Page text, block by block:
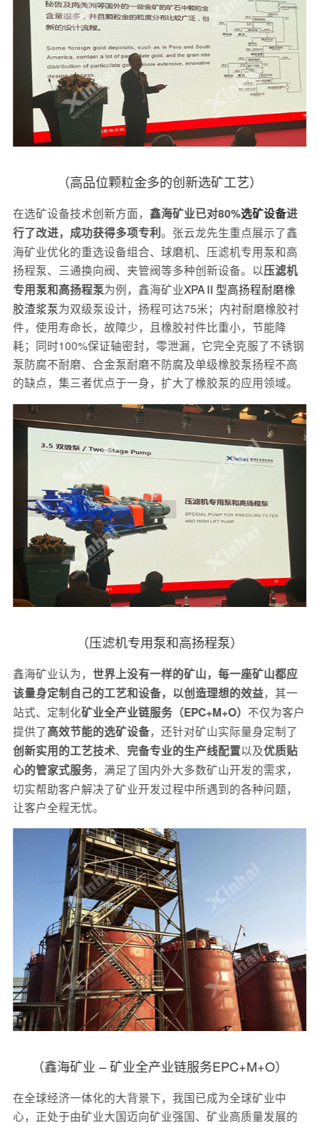
（高品位颗粒金多的创新选矿工艺）
在选矿设备技术创新方面， 鑫海矿业已对80%选矿设备进
行了改进，成功获得多项专利。张云龙先生重点展示了鑫
海矿业优化的重选设备组合、球磨机、压滤机专用泵和高
扬程泵、三通换向阀、夹管阀等多种创新设备。以压滤机
专用泵和高扬程泵为例，鑫海矿业XPAⅡ型高扬程耐磨橡
胶渣浆泵为双级泵设计，扬程可达75米；内衬耐磨橡胶衬
件，使用寿命长，故障少，且橡胶衬件比重小，节能降
耗；同时100%保证轴密封，零泄漏，它完全克服了不锈钢
泵防腐不耐磨、合金泵耐磨不防腐及单级橡胶泵扬程不高
的缺点，集三者优点于一身，扩大了橡胶泵的应用领域。
（压滤机专用泵和高扬程泵）
鑫海矿业认为， 世界上没有一样的矿山，每一座矿山都应
该量身定制自己的工艺和设备，以创造理想的效益，其一
站式、定制化矿业全产业链服务（EPC+M+O） 不仅为客户
提供了高效节能的选矿设备，还针对矿山实际量身定制了
创新实用的工艺技术、 完备专业的生产线配置以及优质贴
心的管家式服务，满足了国内外大多数矿山开发的需求，
切实帮助客户解决了矿业开发过程中所遇到的各种问题，
让客户全程无忧。
（鑫海矿业 – 矿业全产业链服务EPC+M+O）
在全球经济一体化的大背景下，我国已成为全球矿业中
心，正处于由矿业大国迈向矿业强国、矿业高质量发展的